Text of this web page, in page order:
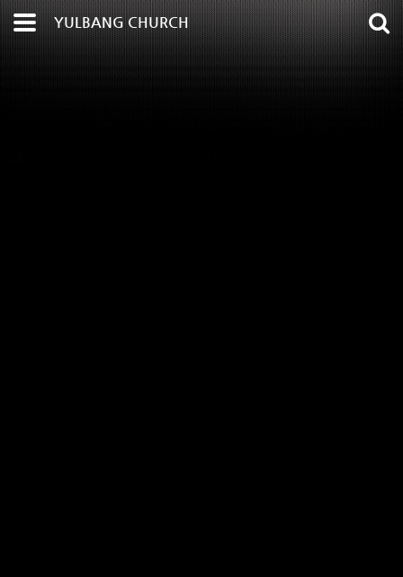
YULBANG CHURCH